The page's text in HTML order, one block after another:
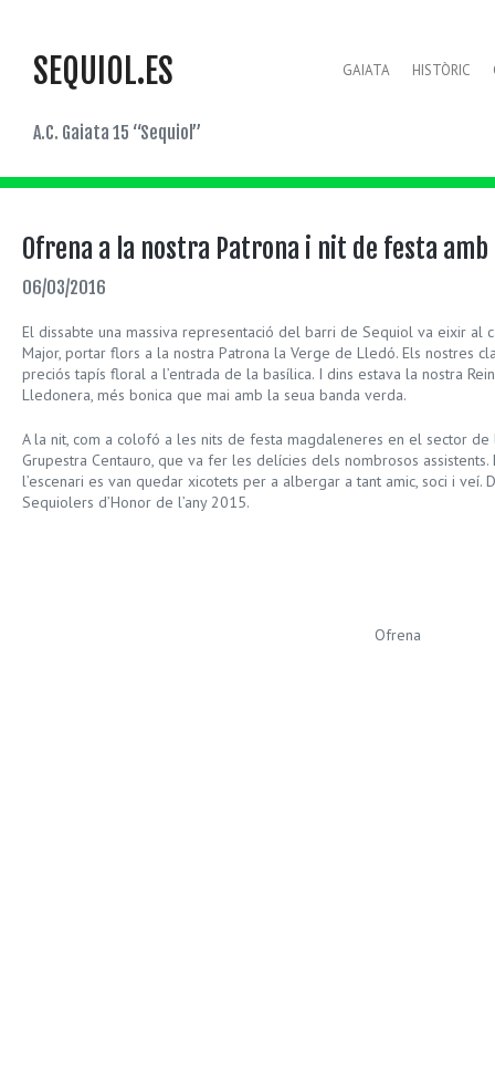
SEQUIOL.ES
A.C. Gaiata 15 “Sequiol”
GAIATA HISTÒRIC
Ofrena a la nostra Patrona i nit de festa amb
06/03/2016
El dissabte una massiva representació del barri de Sequiol va eixir al
Major, portar flors a la nostra Patrona la Verge de Lledó. Els nostres
preciós tapís floral a l’entrada de la basílica. I dins estava la nostra
Lledonera, més bonica que mai amb la seua banda verda.
A la nit, com a colofó a les nits de festa magdaleneres en el sector de
Grupestra Centauro, que va fer les delícies dels nombrosos
l’escenari es van quedar xicotets per a albergar a tant amic, soci i veí.
Sequiolers d’Honor de l’any 2015.
Ofrena